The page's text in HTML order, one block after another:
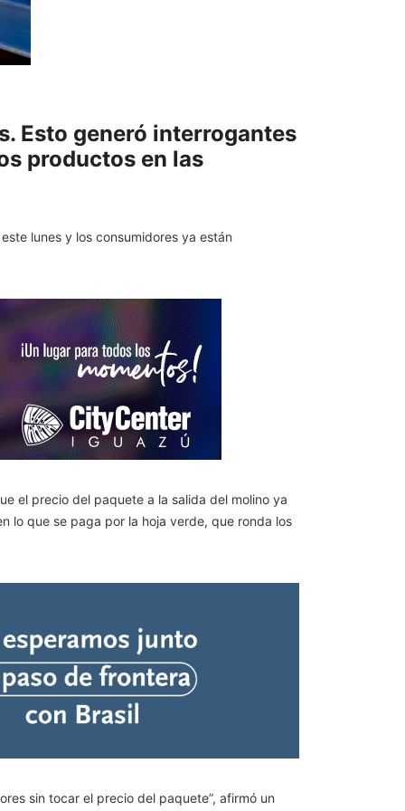
Esto generó interrogantes
productos en las
lunes y los consumidores ya están
el precio del paquete a la salida del molino ya
lo que se paga por la hoja verde, que ronda los
sin tocar el precio del paquete”, afirmó un